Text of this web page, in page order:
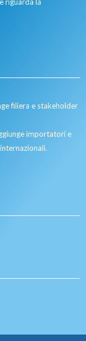
filiera e stakeholder
importatori e